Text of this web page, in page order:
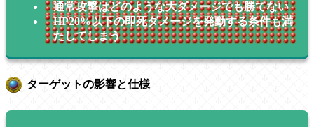
通常攻撃はどのような大ダメージでも勝てない
HP20%以下の即死ダメージを発動する条件も満
たしてしまう
ターゲットの影響と仕様